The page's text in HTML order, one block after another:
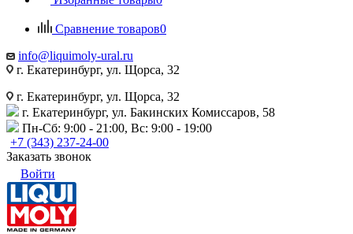
Сравнение товаров0
info@liquimoly-ural.ru
г. Екатеринбург, ул. Щорса, 32
г. Екатеринбург, ул. Щорса, 32
г. Екатеринбург, ул. Бакинских Комиссаров, 58
Пн-Сб: 9:00 - 21:00, Вс: 9:00 - 19:00
+7 (343) 237-24-00
Заказать звонок
Войти